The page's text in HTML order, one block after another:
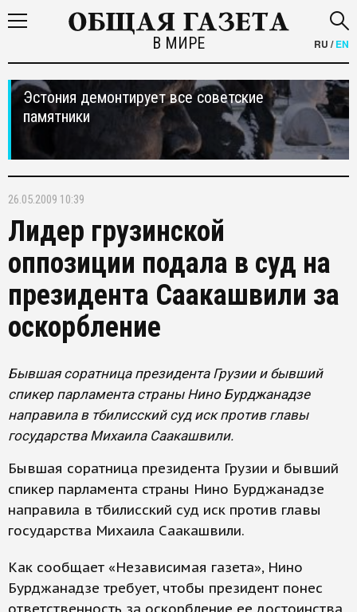
В МИРЕ RU /EN
Эстония демонтирует все советские
памятники
26.05.2009 10:39
Лидер грузинской
оппозиции подала в суд на
президента Саакашвили за
оскорбление
Бывшая соратница президента Грузии и бывший
спикер парламента страны Нино Бурджанадзе
направила в тбилисский суд иск против главы
государства Михаила Саакашвили.
Бывшая соратница президента Грузии и бывший
спикер парламента страны Нино Бурджанадзе
направила в тбилисский суд иск против главы
государства Михаила Саакашвили.
Как сообщает «Независимая газета», Нино
Бурджанадзе требует, чтобы президент понес